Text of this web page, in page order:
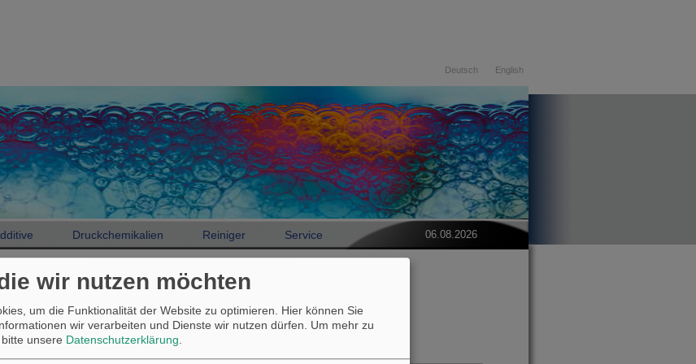
Deutsch English
Druckchemikalien Reiniger Service 06.08.2026
Produktfinder
wir nutzen möchten
um die Funktionalität der Website zu optimieren. Hier können Sie
wir verarbeiten und Dienste wir nutzen dürfen.
Um mehr zu
unsere Datenschutzerklärung